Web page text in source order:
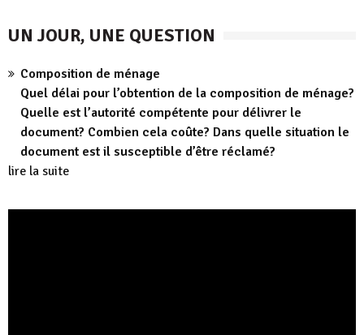
UN JOUR, UNE QUESTION
Composition de ménage
Quel délai pour l’obtention de la composition de ménage?
Quelle est l’autorité compétente pour délivrer le
document? Combien cela coûte? Dans quelle situation le
document est il susceptible d’être réclamé?
lire la suite